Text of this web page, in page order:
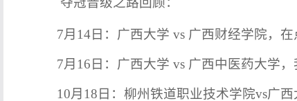
7月14日：广西大学 vs 广西财经学院，在
7月16日：广西大学 vs 广西中医药大学，
10月18日：柳州铁道职业技术学院vs广